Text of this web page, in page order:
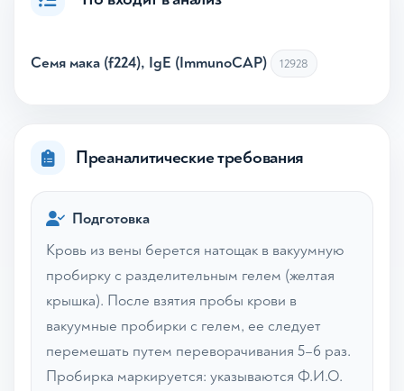
Семя мака (f224), IgE (ImmunoCAP) 12928
Преаналитические требования
Подготовка
Кровь из вены берется натощак в вакуумную
пробирку с разделительным гелем (желтая
крышка). После взятия пробы крови в
вакуумные пробирки с гелем, ее следует
перемешать путем переворачивания 5–6 раз.
Пробирка маркируется: указываются Ф.И.О.